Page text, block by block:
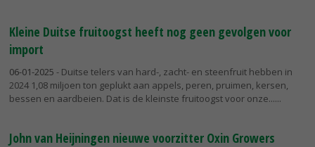
Kleine Duitse fruitoogst heeft nog geen gevolgen voor
import
06-01-2025 - Duitse telers van hard-, zacht- en steenfruit hebben in
2024 1,08 miljoen ton geplukt aan appels, peren, pruimen, kersen,
bessen en aardbeien. Dat is de kleinste fruitoogst voor onze...
John van Heijningen nieuwe voorzitter Oxin Growers